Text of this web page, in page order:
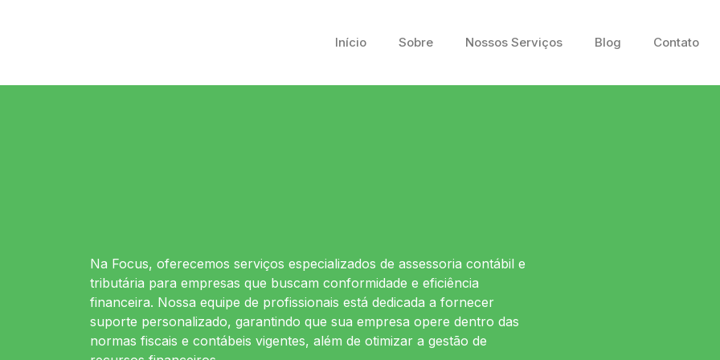
Início Sobre Nossos Serviços Blog Contato
Na Focus, oferecemos serviços especializados de assessoria contábil e
tributária para empresas que buscam conformidade e eficiência
financeira. Nossa equipe de profissionais está dedicada a fornecer
suporte personalizado, garantindo que sua empresa opere dentro das
normas fiscais e contábeis vigentes, além de otimizar a gestão de